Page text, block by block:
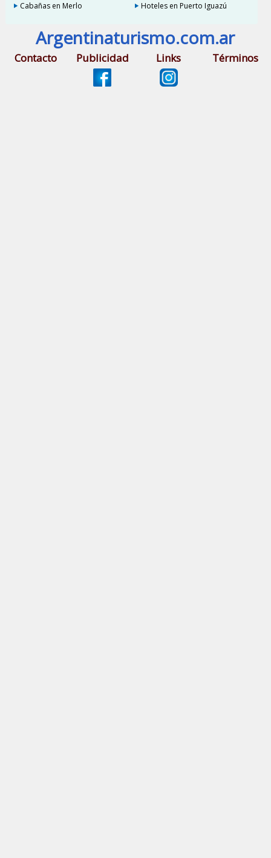
Cabañas en Merlo
Hoteles en Puerto Iguazú
Argentinaturismo.com.ar
Contacto Publicidad Links Términos